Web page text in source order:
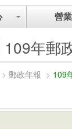
營
109年郵
> 郵政年報 > 109